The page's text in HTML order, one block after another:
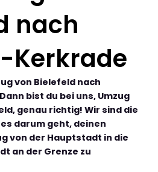
nach
Kerkrade
von Bielefeld nach
bist du bei uns, Umzug
genau richtig! Wir sind die
darum geht, deinen
von der Hauptstadt in die
an der Grenze zu